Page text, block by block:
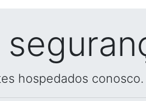
hospedados conosco.